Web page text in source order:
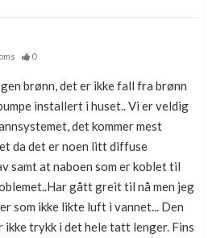
Nytt
0
brønn, det er ikke fall fra brønn
installert i huset.. Vi er veldig
det kommer mest
da det er noen litt diffuse
samt at naboen som er koblet til
gått greit til nå men jeg
som ikke likte luft i vannet... Den
trykk i det hele tatt lenger. Fins